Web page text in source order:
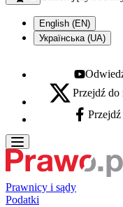
English (EN)
Українська (UA)
Youtube -
X - otwiera się w
Przejdź
Facebook -
Prawnicy i sądy
Podatki